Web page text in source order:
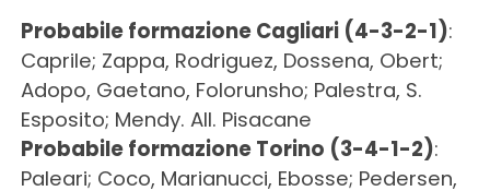
Probabile formazione Cagliari (4-3-2-1):
Caprile; Zappa, Rodriguez, Dossena, Obert;
Adopo, Gaetano, Folorunsho; Palestra, S.
Esposito; Mendy. All. Pisacane
Probabile formazione Torino (3-4-1-2):
Paleari; Coco, Marianucci, Ebosse; Pedersen,